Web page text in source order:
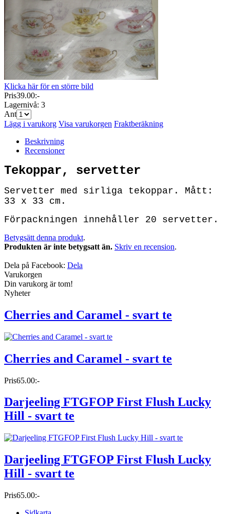
Klicka här för en större bild
Pris39.00:-
Lagernivå: 3
Ant
Lägg i varukorg Visa varukorgen Fraktberäkning
Beskrivning
Recensioner
Tekoppar, servetter
Servetter med sirliga tekoppar. Mått:
33 x 33 cm.
Förpackningen innehåller 20 servetter.
Betygsätt denna produkt.
Produkten är inte betygsatt än. Skriv en recension.
Dela på Facebook: Dela
Varukorgen
Din varukorg är tom!
Nyheter
Cherries and Caramel - svart te
Cherries and Caramel - svart te
Pris65.00:-
Darjeeling FTGFOP First Flush Lucky
Hill - svart te
Darjeeling FTGFOP First Flush Lucky
Hill - svart te
Pris65.00:-